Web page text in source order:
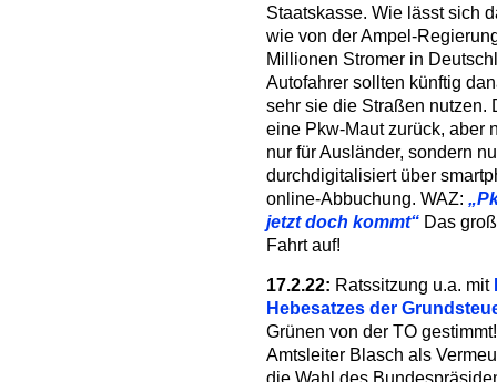
Staatskasse. Wie lässt sich
wie von der Ampel-
Millionen Stromer in
Autofahrer sollten künftig
sehr sie die Straßen nutzen.
eine Pkw-Maut zurück, aber
nur für Ausländer, sondern
durchdigitalisiert über
online-Abbuchung. WAZ:
jetzt doch kommt“ Das
Fahrt auf!
17.2.22: Ratssitzung u.a. mit
Hebesatzes der
Grünen von der TO
Amtsleiter Blasch als
die Wahl des